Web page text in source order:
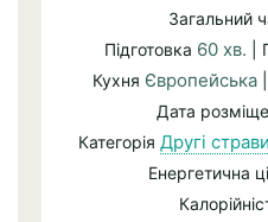
Загальний
Підготовка 60 хв. |
Кухня Європейська
Дата
Категорія Другі страви
Енергетична